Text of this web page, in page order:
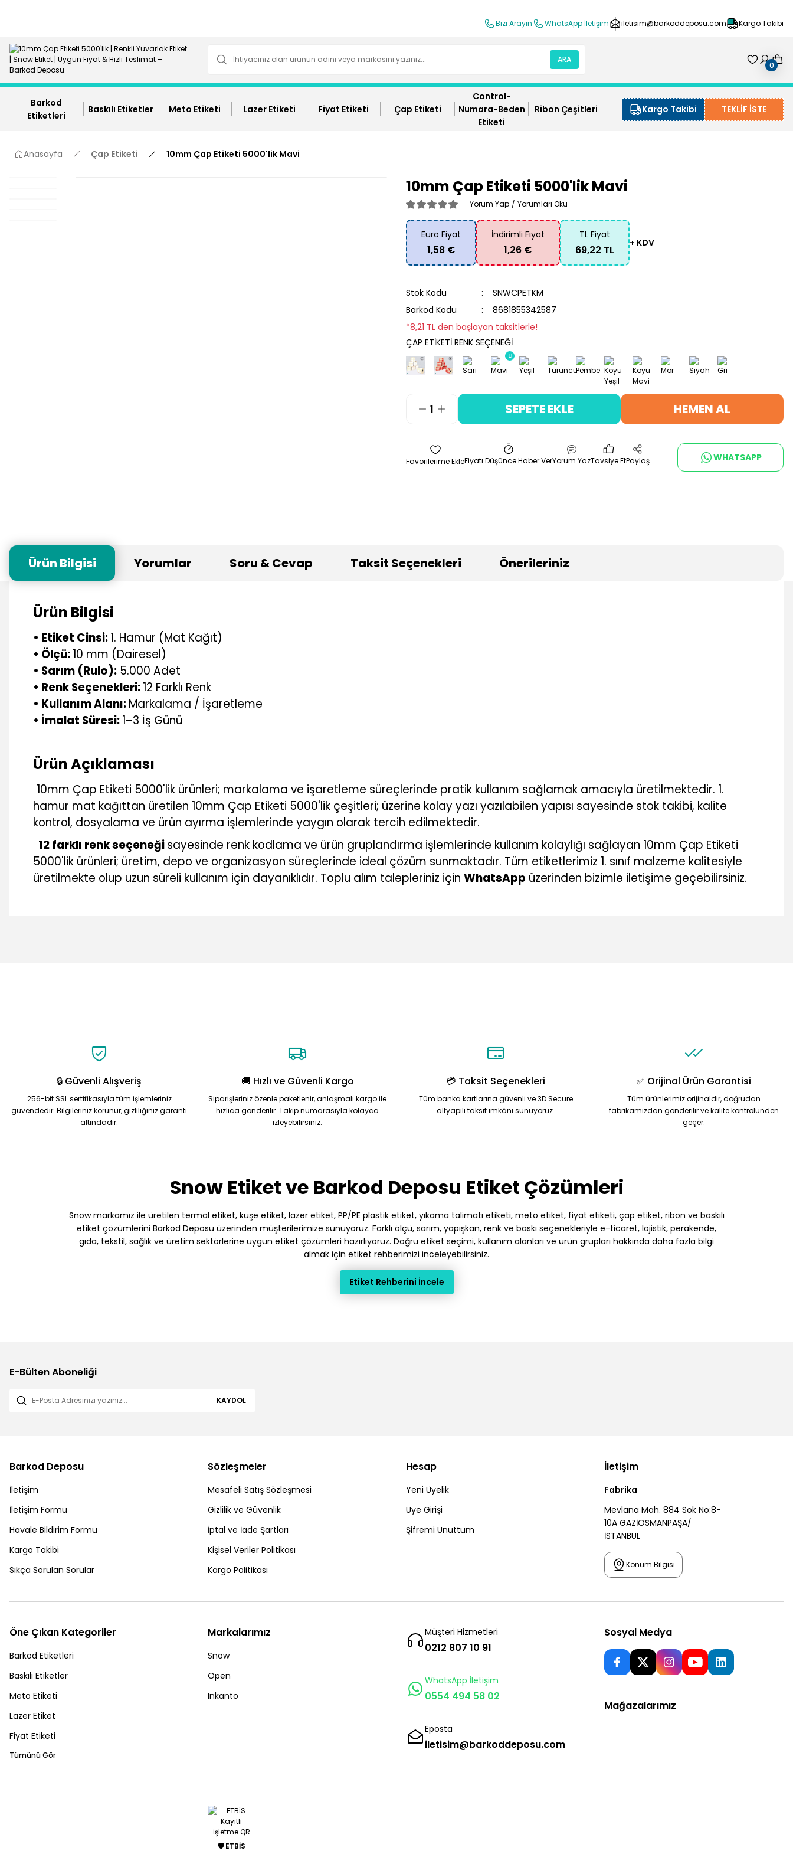
Bizi Arayın WhatsApp İletişim iletisim@barkoddeposu.com Kargo Takibi
ARA
0
Barkod
Etiketleri
Baskılı Etiketler Meto Etiketi Lazer Etiketi Fiyat Etiketi Çap Etiketi
Control-
Numara-Beden
Etiketi
Ribon Çeşitleri Kargo Takibi TEKLİF İSTE
Anasayfa Çap Etiketi 10mm Çap Etiketi 5000'lik Mavi
10mm Çap Etiketi 5000'lik Mavi
Yorum Yap / Yorumları Oku
Euro Fiyat
1,58 €
İndirimli Fiyat
1,26 €
TL Fiyat
69,22 TL
+ KDV
Stok Kodu
SNWCPETKM
Barkod Kodu
8681855342587
*8,21 TL den başlayan taksitlerle!
ÇAP ETİKETİ RENK SEÇENEĞİ
SEPETE EKLE HEMEN AL
Fiyatı Düşünce Haber VerYorum YazTavsiye EtPaylaş WHATSAPP
Ürün Bilgisi Yorumlar Soru & Cevap Taksit Seçenekleri Önerileriniz
Ürün Bilgisi
• Etiket Cinsi:1. Hamur (Mat Kağıt)
• Ölçü:10 mm (Dairesel)
• Sarım (Rulo): 5.000 Adet
• Renk Seçenekleri:12 Farklı Renk
• Kullanım Alanı:Markalama / İşaretleme
• İmalat Süresi:1–3 İş Günü
Ürün Açıklaması
10mm Çap Etiketi 5000'lik ürünleri; markalama ve işaretleme süreçlerinde pratik kullanım sağlamak amacıyla üretilmektedir. 1.
hamur mat kağıttan üretilen 10mm Çap Etiketi 5000'lik çeşitleri; üzerine kolay yazı yazılabilen yapısı sayesinde stok takibi, kalite
kontrol, dosyalama ve ürün ayırma işlemlerinde yaygın olarak tercih edilmektedir.
12 farklı renk seçeneğisayesinde renk kodlama ve ürün gruplandırma işlemlerinde kullanım kolaylığı sağlayan 10mm Çap Etiketi
5000'lik ürünleri; üretim, depo ve organizasyon süreçlerinde ideal çözüm sunmaktadır. Tüm etiketlerimiz 1. sınıf malzeme kalitesiyle
üretilmekte olup uzun süreli kullanım için dayanıklıdır. Toplu alım talepleriniz için WhatsApp üzerinden bizimle iletişime geçebilirsiniz.
Bu ürüne benzer farklı alternatifler olmalı.
🔒 Güvenli Alışveriş
256-bit SSL sertifikasıyla tüm işlemleriniz
güvendedir. Bilgileriniz korunur, gizliliğiniz garanti
altındadır.
🚚 Hızlı ve Güvenli Kargo
Siparişleriniz özenle paketlenir, anlaşmalı kargo ile
hızlıca gönderilir. Takip numarasıyla kolayca
izleyebilirsiniz.
💳 Taksit Seçenekleri
Tüm banka kartlarına güvenli ve 3D Secure
altyapılı taksit imkânı sunuyoruz.
✅ Orijinal Ürün Garantisi
Tüm ürünlerimiz orijinaldir, doğrudan
fabrikamızdan gönderilir ve kalite kontrolünden
geçer.
Snow Etiket ve Barkod Deposu Etiket Çözümleri
Snow markamız ile üretilen termal etiket, kuşe etiket, lazer etiket, PP/PE plastik etiket, yıkama talimatı etiketi, meto etiket, fiyat etiketi, çap etiket, ribon ve baskılı
etiket çözümlerini Barkod Deposu üzerinden müşterilerimize sunuyoruz. Farklı ölçü, sarım, yapışkan, renk ve baskı seçenekleriyle e-ticaret, lojistik, perakende,
gıda, tekstil, sağlık ve üretim sektörlerine uygun etiket çözümleri hazırlıyoruz. Doğru etiket seçimi, kullanım alanları ve ürün grupları hakkında daha fazla bilgi
almak için etiket rehberimizi inceleyebilirsiniz.
Etiket Rehberini İncele
E-Bülten Aboneliği
KAYDOL
Barkod Deposu
İletişim
İletişim Formu
Havale Bildirim Formu
Kargo Takibi
Sıkça Sorulan Sorular
Sözleşmeler
Mesafeli Satış Sözleşmesi
Gizlilik ve Güvenlik
İptal ve İade Şartları
Kişisel Veriler Politikası
Kargo Politikası
Hesap
Yeni Üyelik
Üye Girişi
Şifremi Unuttum
İletişim
Fabrika
Mevlana Mah. 884 Sok No:8-
10A GAZİOSMANPAŞA/
İSTANBUL
Konum Bilgisi
Öne Çıkan Kategoriler
Barkod Etiketleri
Baskılı Etiketler
Meto Etiketi
Lazer Etiket
Fiyat Etiketi
Tümünü Gör
Markalarımız
Snow
Open
Inkanto
Müşteri Hizmetleri
0212 807 10 91
WhatsApp İletişim
0554 494 58 02
Eposta
iletisim@barkoddeposu.com
Sosyal Medya
Mağazalarımız
🛡️ ETBİS